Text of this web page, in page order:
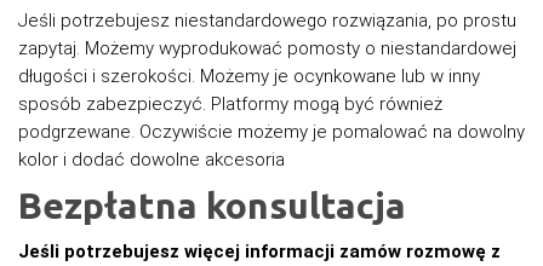
Jeśli potrzebujesz niestandardowego rozwiązania, po prostu
zapytaj. Możemy wyprodukować pomosty o niestandardowej
długości i szerokości. Możemy je ocynkowane lub w inny
sposób zabezpieczyć. Platformy mogą być również
podgrzewane. Oczywiście możemy je pomalować na dowolny
kolor i dodać dowolne akcesoria
Bezpłatna konsultacja
Jeśli potrzebujesz więcej informacji zamów rozmowę z